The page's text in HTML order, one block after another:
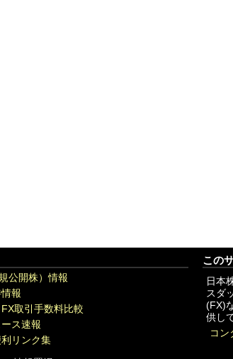
公開株）情報
報
取引手数料比較
ス速報
リンク集
この
日本
スダ
(FX)
供し
コン